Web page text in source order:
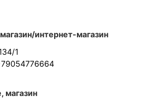
интернет-магазин
1
магазин